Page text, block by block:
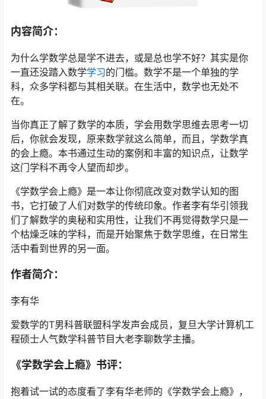
内容简介：
为什么学数学总是学不进去，或是总也学不好？其实是你
一直还没踏入数学学习的门槛。数学不是一个单独的学
科，众多学科都与其相关联。在生活中，数学也无处不
在。
当你真正了解了数学的本质，学会用数学思维去思考一切
后，你就会发现，原来数学就这么简单，而且，学数学真
的会上瘾。本书通过生动的案例和丰富的知识点，让数学
这门学科不再令人望而却步。
《学数学会上瘾》是一本让你彻底改变对数学认知的图
书，它打破了人们对数学的传统印象。作者李有华引领我
们了解数学的奥秘和实用性，让我们不再觉得数学只是一
个枯燥乏味的学科，而是开始聚焦于数学思维，在日常生
活中看到世界的另一面。
作者简介：
李有华
爱数学的T男科普联盟科学发声会成员，复旦大学计算机工
程硕士人气数学科普节目大老李聊数学主播。
《学数学会上瘾》书评：
抱着试一试的态度看了李有华老师的《学数学会上瘾》，